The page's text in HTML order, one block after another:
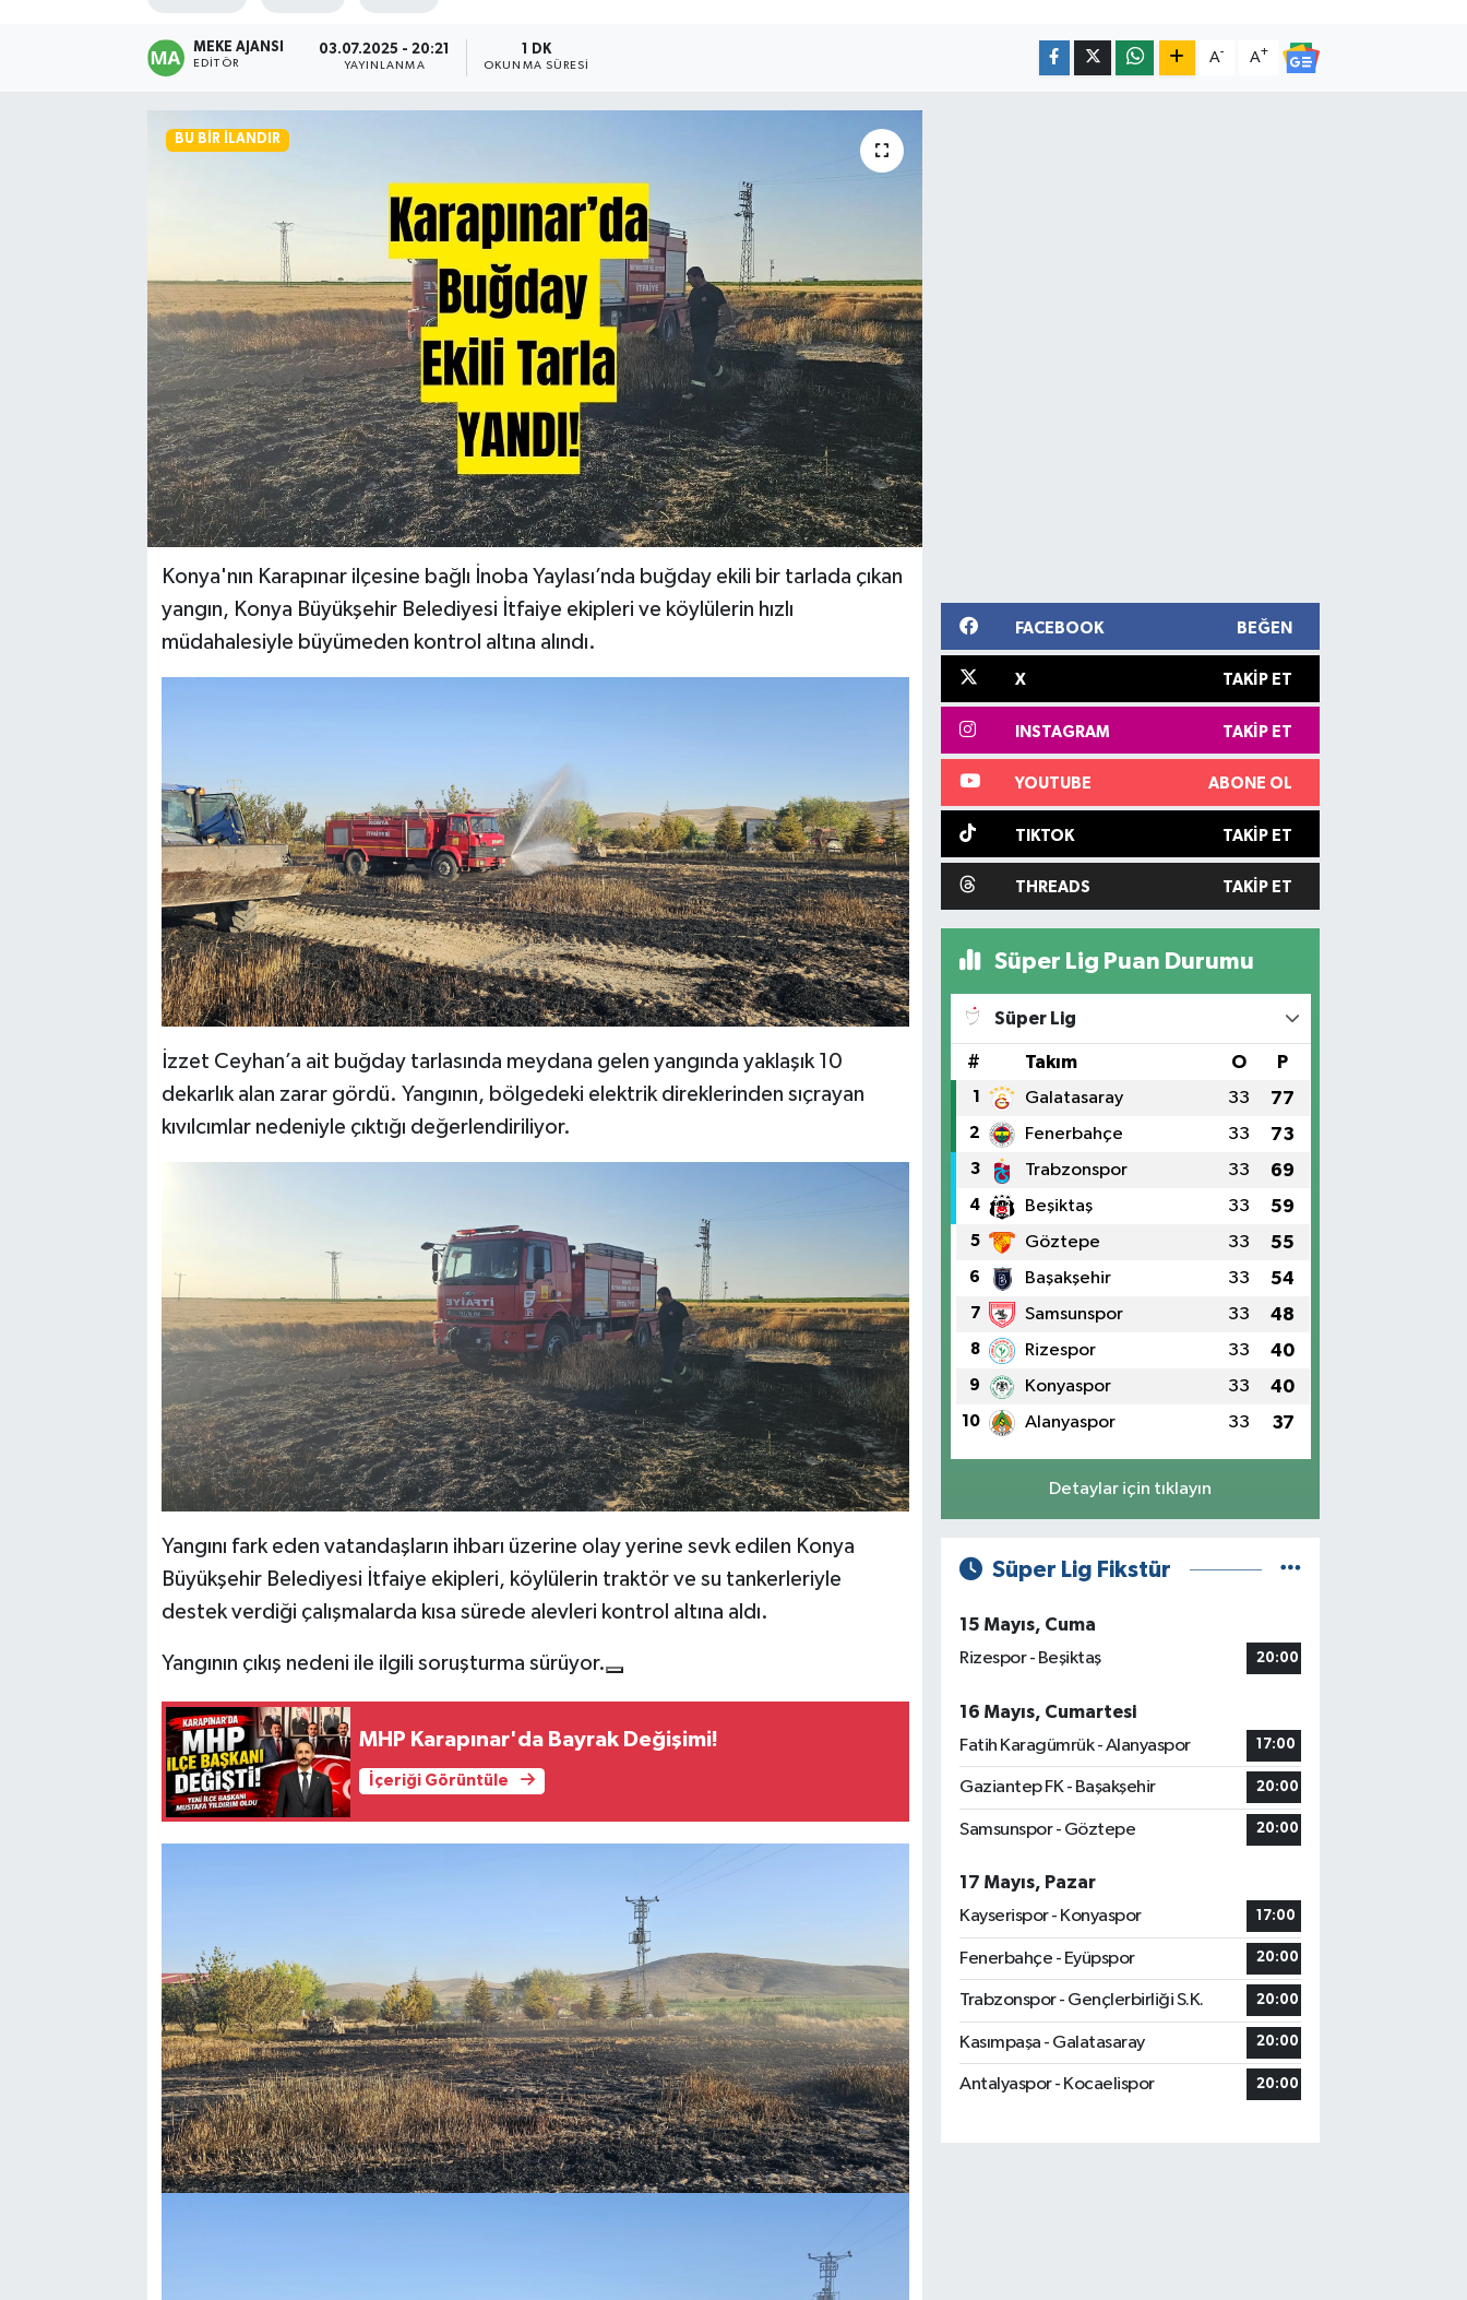
MEKE AJANSI
EDITÖR
03.07.2025 - 20:21
YAYINLANMA
1 DK
OKUNMA SÜRESI
A- A+
BU BIR İLANDIR
Konya'nın Karapınar ilçesine bağlı İnoba Yaylası’nda buğday ekili bir tarlada çıkan
yangın, Konya Büyükşehir Belediyesi İtfaiye ekipleri ve köylülerin hızlı
müdahalesiyle büyümeden kontrol altına alındı.
İzzet Ceyhan’a ait buğday tarlasında meydana gelen yangında yaklaşık 10
dekarlık alan zarar gördü. Yangının, bölgedeki elektrik direklerinden sıçrayan
kıvılcımlar nedeniyle çıktığı değerlendiriliyor.
Yangını fark eden vatandaşların ihbarı üzerine olay yerine sevk edilen Konya
Büyükşehir Belediyesi İtfaiye ekipleri, köylülerin traktör ve su tankerleriyle
destek verdiği çalışmalarda kısa sürede alevleri kontrol altına aldı.
Yangının çıkış nedeni ile ilgili soruşturma sürüyor.
MHP Karapınar'da Bayrak Değişimi!
İçeriği Görüntüle
FACEBOOK BEĞEN
X TAKIP ET
INSTAGRAM TAKIP ET
YOUTUBE ABONE OL
TIKTOK TAKIP ET
THREADS TAKIP ET
Süper Lig Puan Durumu
Süper Lig
# Takım O P
1 Galatasaray 33 77
2 Fenerbahçe 33 73
3 Trabzonspor 33 69
4 Beşiktaş 33 59
5 Göztepe 33 55
6 Başakşehir 33 54
7 Samsunspor 33 48
8 Rizespor 33 40
9 Konyaspor 33 40
10 Alanyaspor 33 37
Detaylar için tıklayın
Süper Lig Fikstür
15 Mayıs, Cuma
Rizespor - Beşiktaş
20:00
16 Mayıs, Cumartesi
Fatih Karagümrük - Alanyaspor
17:00
Gaziantep FK - Başakşehir 20:00
Samsunspor - Göztepe 20:00
17 Mayıs, Pazar
Kayserispor - Konyaspor
17:00
Fenerbahçe - Eyüpspor 20:00
Trabzonspor - Gençlerbirliği S.K. 20:00
Kasımpaşa - Galatasaray 20:00
Antalyaspor - Kocaelispor 20:00